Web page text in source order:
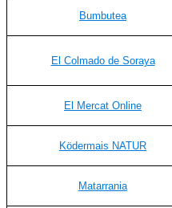
Bumbutea
El Colmado de Soraya
El Mercat Online
Ködermais NATUR
Matarrania